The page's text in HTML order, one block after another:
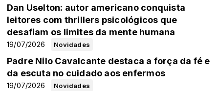
Dan Uselton: autor americano conquista
leitores com thrillers psicológicos que
desafiam os limites da mente humana
Novidades
19/07/2026
Padre Nilo Cavalcante destaca a força da fé e
da escuta no cuidado aos enfermos
Novidades
19/07/2026